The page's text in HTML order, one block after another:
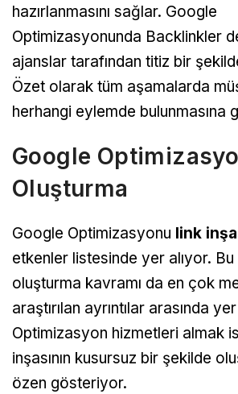
hazırlanmasını sağlar. Google
Optimizasyonunda Backlinkler
ajanslar tarafından titiz bir
Özet olarak tüm aşamalarda
herhangi eylemde bulunmasına
Google
Oluşturma
Google Optimizasyonu link
etkenler listesinde yer alıyor.
oluşturma kavramı da en çok
araştırılan ayrıntılar arasında
Optimizasyon hizmetleri almak
inşasının kusursuz bir şekilde
özen gösteriyor.